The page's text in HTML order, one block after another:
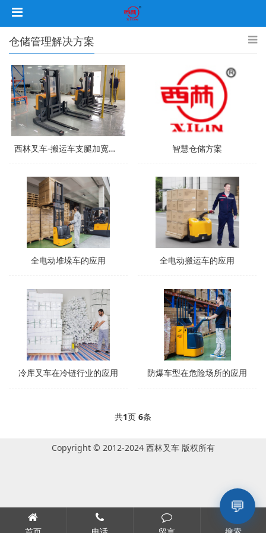
仓储管理解决方案
西林叉车-搬运车支腿加宽加长非标定制 智慧仓储方案
全电动堆垛车的应用 全电动搬运车的应用
冷库叉车在冷链行业的应用 防爆车型在危险场所的应用
共1页 6条
Copyright © 2012-2024 西林叉车 版权所有
💬